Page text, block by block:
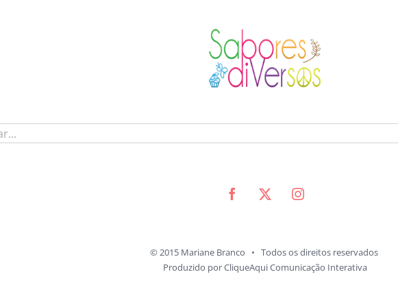
© 2015 Mariane Branco • Todos os direitos reservados
Produzido porCliqueAqui Comunicação Interativa